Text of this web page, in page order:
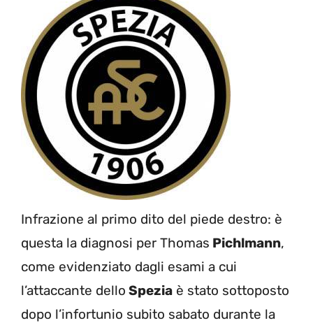
Infrazione al primo dito del piede destro: è
questa la diagnosi per Thomas Pichlmann,
come evidenziato dagli esami a cui
l’attaccante dello Spezia è stato sottoposto
dopo l’infortunio subito sabato durante la